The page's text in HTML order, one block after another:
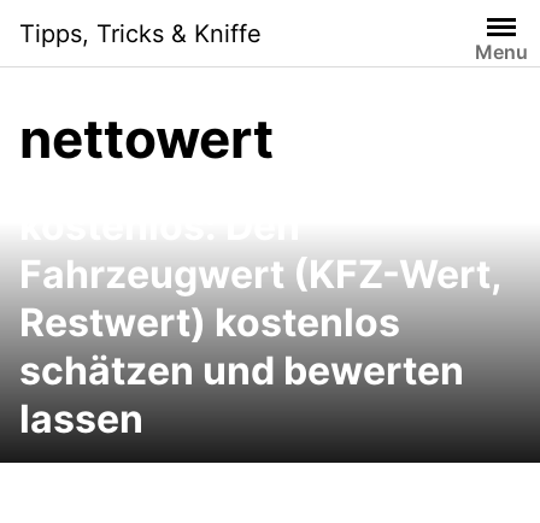
content
Tipps, Tricks & Kniffe
Menu
nettowert
Fahrzeugwert (KFZ-Wert,
Restwert) kostenlos
schätzen und bewerten
lassen